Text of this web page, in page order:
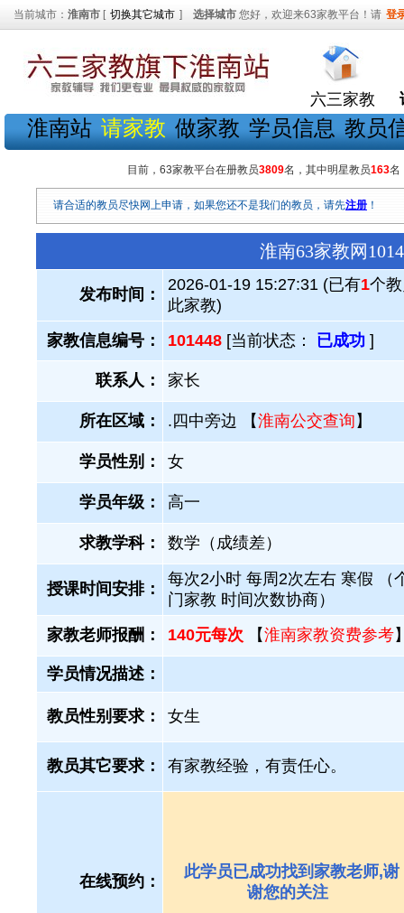
当前城市： 淮南市 [ 切换其它城市 ] 选择城市 您好，欢迎来63家教平台！请 登
六三家教
淮南站 请家教 做家教 学员信息 教员
目前，63家教平台在册教员3809名，其中明星教员163名
请合适的教员尽快网上申请，如果您还不是我们的教员，请先注册 ！
淮南63家教网
发布时间：
2026-01-19 15:27:31 (已有1个
此家教)
家教信息编号：
101448 [当前状态： 已成功 ]
联系人： 家长
所在区域： .四中旁边 【淮南公交查询 】
学员性别： 女
学员年级： 高一
求教学科： 数学（成绩差）
授课时间安排：
每次2小时 每周2次左右 寒假 （
门家教 时间次数协商）
家教老师报酬：
140元每次 【淮南家教资费参考
学员情况描述：
教员性别要求： 女生
教员其它要求： 有家教经验，有责任心。
在线预约：
此学员已成功找到家教老师,谢
谢您的关注